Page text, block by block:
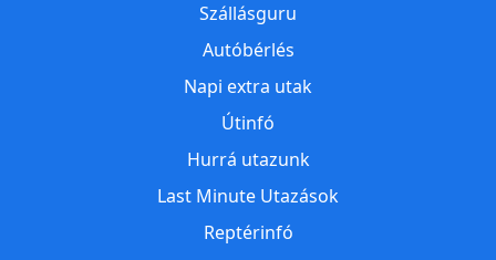
Szállásguru
Autóbérlés
Napi extra utak
Útinfó
Hurrá utazunk
Last Minute Utazások
Reptérinfó